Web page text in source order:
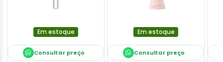
Em estoque
Consultar preço
Em estoque
Consultar preço